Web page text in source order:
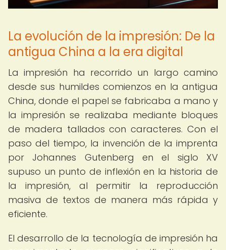
La evolución de la impresión: De la
antigua China a la era digital
La impresión ha recorrido un largo camino
desde sus humildes comienzos en la antigua
China, donde el papel se fabricaba a mano y
la impresión se realizaba mediante bloques
de madera tallados con caracteres. Con el
paso del tiempo, la invención de la imprenta
por Johannes Gutenberg en el siglo XV
supuso un punto de inflexión en la historia de
la impresión, al permitir la reproducción
masiva de textos de manera más rápida y
eficiente.
El desarrollo de la tecnología de impresión ha